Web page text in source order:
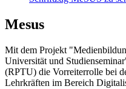
Mesus
Mit dem Projekt
Universität und
(RPTU) die Vorreiterrolle bei
Lehrkräften im Bereich